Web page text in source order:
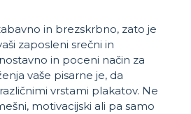
in brezskrbno, zato je
zaposleni srečni in
in poceni način za
vaše pisarne je, da
vrstami plakatov. Ne
motivacijski ali pa samo